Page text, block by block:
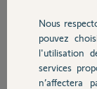
Chauffage
Autres
il y a 11 mois
Nous
pouvez
l'utilisation
services
n’affectera